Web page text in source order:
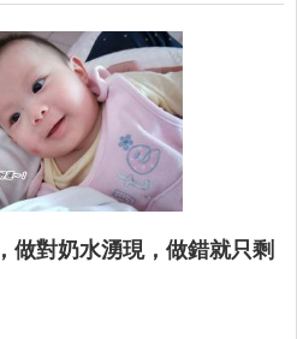
做對奶水湧現，做錯就只剩